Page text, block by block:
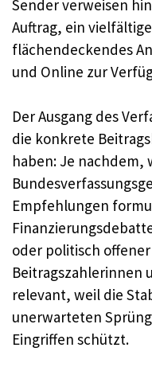
Sender verweisen
Auftrag, ein
flächendeckendes
und Online zur
Der Ausgang des
die konkrete
haben: Je nachdem,
Empfehlungen
oder politisch
Beitragszahlerinnen
relevant, weil die
unerwarteten
Eingriffen schützt.